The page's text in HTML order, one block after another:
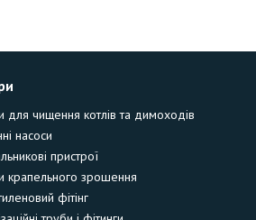
для чищення котлів та димоходів
насоси
пристрої
крапельного зрошення
фітінг